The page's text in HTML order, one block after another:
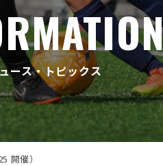
ース・トピックス
開催）